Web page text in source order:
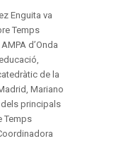
Enguita va
Temps
d’Onda
de la
Mariano
dels principals
Temps